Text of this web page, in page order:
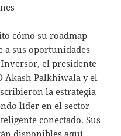
cómo su roadmap
a sus oportunidades
el presidente
Akash Palkhiwala y el
la estrategia
líder en el sector
conectado. Sus
disponiblesaquí.